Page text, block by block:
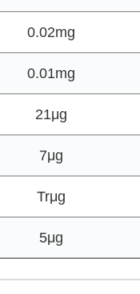
0.02mg
0.01mg
21μg
7μg
Trμg
5μg